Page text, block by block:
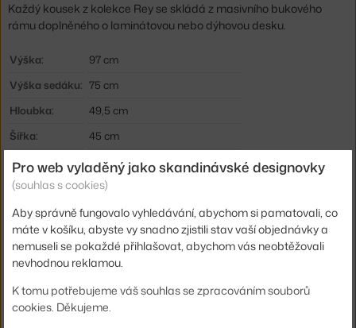
Každý kousek z kolekce Rey se skládá z masivního bukového
rámu doplněného o laminátovou nebo dýhovou desku.
Výška:
97 cm
Výška sedáku: 75 cm
Hloubka:
49,5 cm
Šířka:
45 cm
Barva:
červená
Materiál:
bukové dřevo, laminát
Sedák:
čalouněný
Podnož:
dřevo
Kód produktu
HAY-AB795-B596-AA08-01MD
EAN
5710441309949
Pro web vyladěný jako skandinávské designovky
(souhlas s cookies)
Aby správně fungovalo vyhledávání, abychom si pamatovali, co
máte v košíku, abyste vy snadno zjistili stav vaší objednávky a
nemuseli se pokaždé přihlašovat, abychom vás neobtěžovali
nevhodnou reklamou.
K tomu potřebujeme váš souhlas se zpracováním souborů
cookies. Děkujeme.